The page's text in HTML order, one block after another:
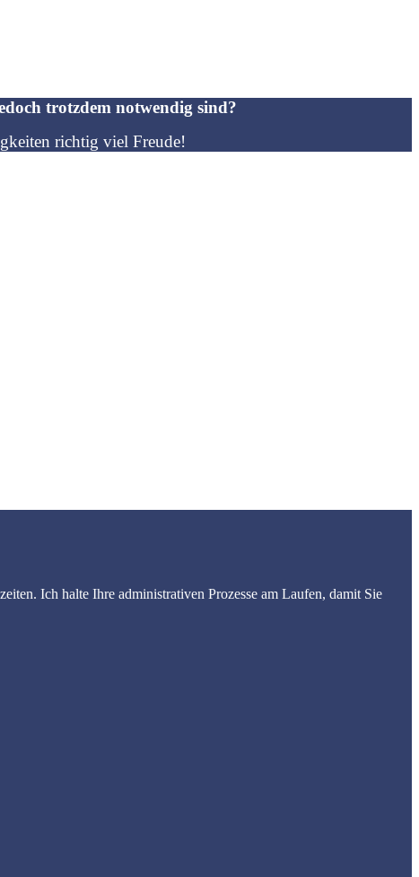
trotzdem notwendig sind?
richtig viel Freude!
Ich halte Ihre administrativen Prozesse am Laufen, damit Sie